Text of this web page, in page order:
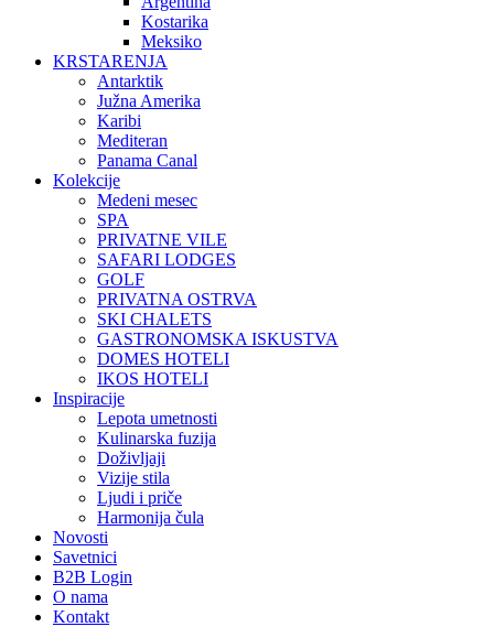
Kostarika
Meksiko
KRSTARENJA
Antarktik
Južna Amerika
Karibi
Mediteran
Panama Canal
Kolekcije
Medeni mesec
SPA
PRIVATNE VILE
SAFARI LODGES
GOLF
PRIVATNA OSTRVA
SKI CHALETS
GASTRONOMSKA ISKUSTVA
DOMES HOTELI
IKOS HOTELI
Inspiracije
Lepota umetnosti
Kulinarska fuzija
Doživljaji
Vizije stila
Ljudi i priče
Harmonija čula
Novosti
Savetnici
B2B Login
O nama
Kontakt